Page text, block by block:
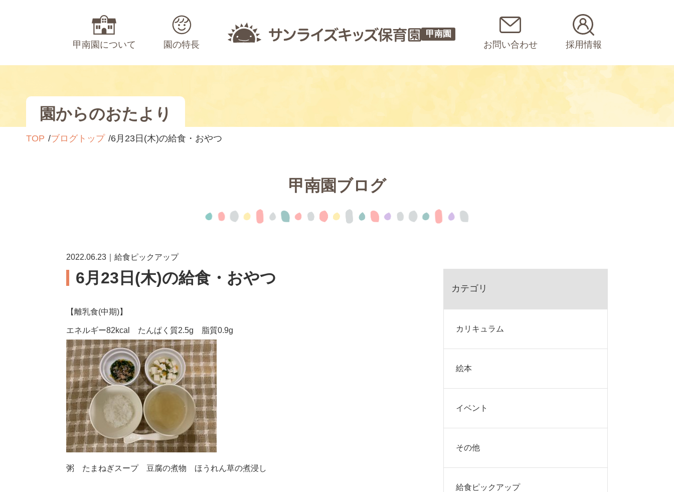
甲南園について 園の特長
甲南園
お問い合わせ 採用情報
園からのおたより
TOP ブログトップ 6月23日(木)の給食・おやつ
甲南園ブログ
2022.06.23｜給食ピックアップ
6月23日(木)の給食・おやつ
【離乳食(中期)】
エネルギー82kcal たんぱく質2.5g 脂質0.9g
粥 たまねぎスープ 豆腐の煮物 ほうれん草の煮浸し
カテゴリ
カリキュラム
絵本
イベント
その他
給食ピックアップ